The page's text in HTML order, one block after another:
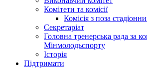
Комітети та комісії
Комісія з поза
Секретаріат
Головна тренерська рада за
Мінмолодьспорту
Історія
Підтримати